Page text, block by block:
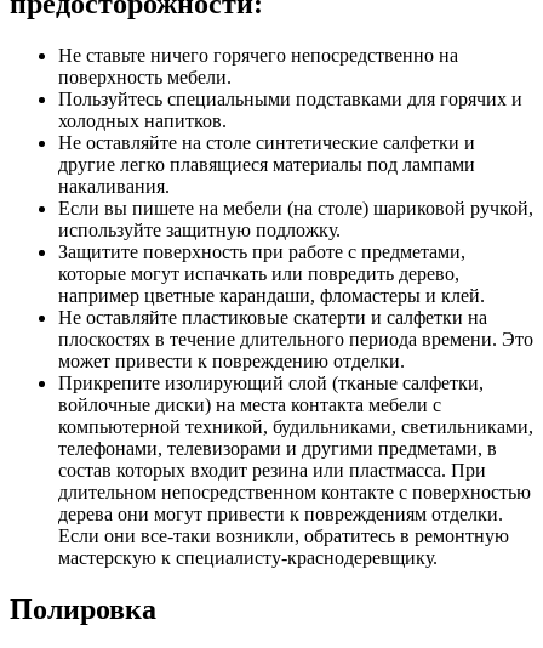
Не ставьте ничего горячего непосредственно на
поверхность мебели.
Пользуйтесь специальными подставками для горячих и
холодных напитков.
Не оставляйте на столе синтетические салфетки и
другие легко плавящиеся материалы под лампами
накаливания.
Если вы пишете на мебели (на столе) шариковой ручкой,
используйте защитную подложку.
Защитите поверхность при работе с предметами,
которые могут испачкать или повредить дерево,
например цветные карандаши, фломастеры и клей.
Не оставляйте пластиковые скатерти и салфетки на
плоскостях в течение длительного периода времени. Это
может привести к повреждению отделки.
Прикрепите изолирующий слой (тканые салфетки,
войлочные диски) на места контакта мебели с
компьютерной техникой, будильниками, светильниками,
телефонами, телевизорами и другими предметами, в
состав которых входит резина или пластмасса. При
длительном непосредственном контакте с поверхностью
дерева они могут привести к повреждениям отделки.
Если они все-таки возникли, обратитесь в ремонтную
мастерскую к специалисту-краснодеревщику.
Полировка